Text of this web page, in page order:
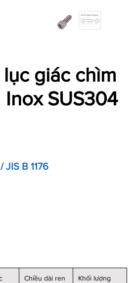
giác chìm
SUS304
JIS B 1176
Chiều dài ren
Khối lượng